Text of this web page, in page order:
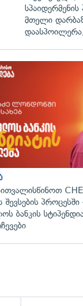
სპაიდერმენის
მთელი
შევსების
ბანკის